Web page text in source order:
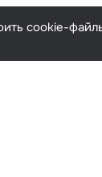
cookie-